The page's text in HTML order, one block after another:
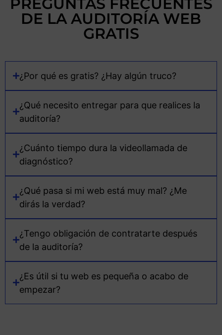
DE LA AUDITORÍA WEB
GRATIS
¿Por qué es gratis? ¿Hay algún truco?
¿Qué necesito entregar para que realices la
auditoría?
¿Cuánto tiempo dura la videollamada de
diagnóstico?
¿Qué pasa si mi web está muy mal? ¿Me
dirás la verdad?
¿Tengo obligación de contratarte después
de la auditoría?
¿Es útil si tu web es pequeña o acabo de
empezar?